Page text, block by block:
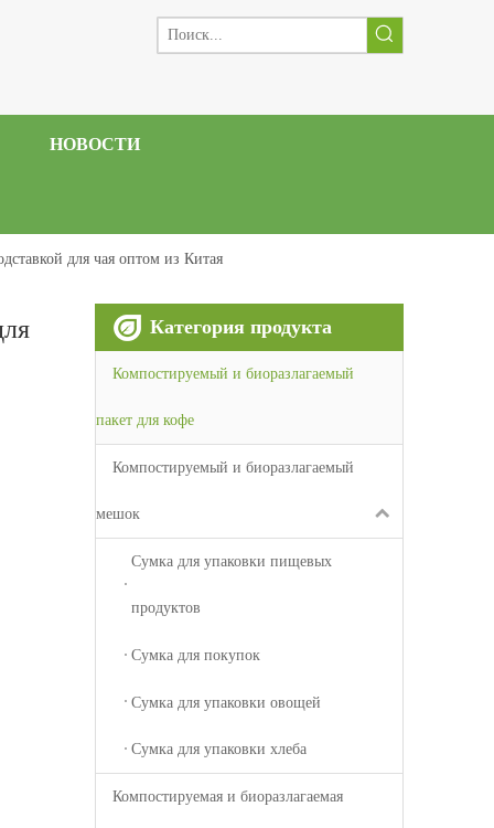
НОВОСТИ
для чая оптом из Китая
Категория продукта
Компостируемый и биоразлагаемый
пакет для кофе
Компостируемый и биоразлагаемый
мешок
Сумка для упаковки пищевых
продуктов
Сумка для покупок
Сумка для упаковки овощей
Сумка для упаковки хлеба
Компостируемая и биоразлагаемая